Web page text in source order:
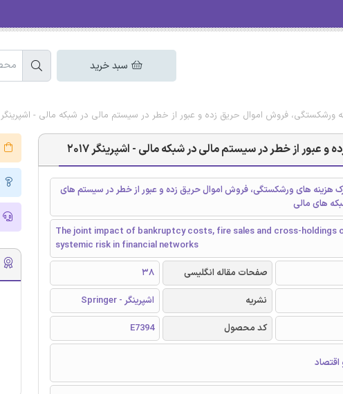
سبد خرید
ورشکستگی، فروش اموال حریق زده و عبور از خطر در سیستم مالی در شبکه مالی - اشپرینگر 2017
از خطر در سیستم مالی در شبکه مالی - اشپرینگر 2017
هزینه های ورشکستگی، فروش اموال حریق زده و عبور از خطر در سیستم های
های مالی
The joint impact of bankruptcy costs, fire sales and cross-holdings
systemic risk in financial networks
صفحات مقاله انگلیسی
38
نشریه
اشپرینگر - Springer
کد محصول
E7394